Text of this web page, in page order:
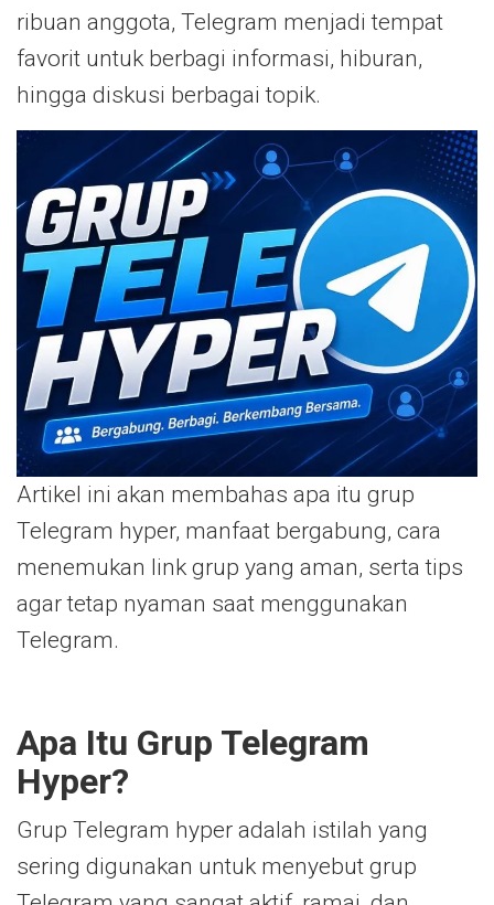
ribuan anggota, Telegram menjadi tempat
favorit untuk berbagi informasi, hiburan,
hingga diskusi berbagai topik.
Artikel ini akan membahas apa itu grup
Telegram hyper, manfaat bergabung, cara
menemukan link grup yang aman, serta tips
agar tetap nyaman saat menggunakan
Telegram.
Apa Itu Grup Telegram
Hyper?
Grup Telegram hyper adalah istilah yang
sering digunakan untuk menyebut grup